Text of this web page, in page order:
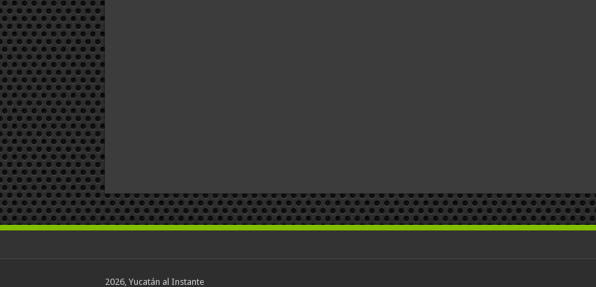
2026, Yucatán al Instante